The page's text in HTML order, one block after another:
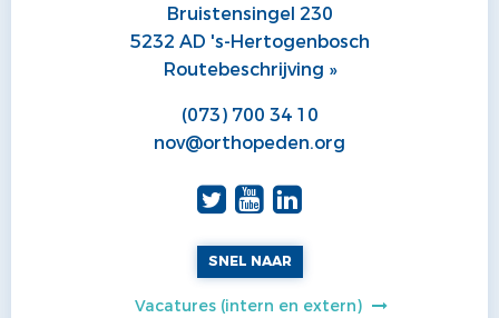
Bruistensingel 230
5232 AD 's-Hertogenbosch
Routebeschrijving »
(073) 700 34 10
nov@orthopeden.org
SNEL NAAR
Vacatures (intern en extern)